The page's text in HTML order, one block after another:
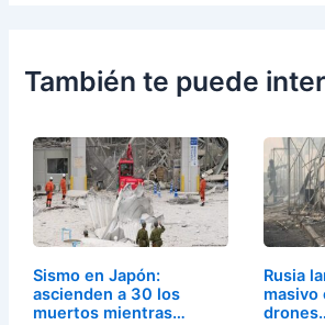
También te puede
Sismo en Japón:
ascienden a 30 los
muertos mientras…
Rusia
masivo